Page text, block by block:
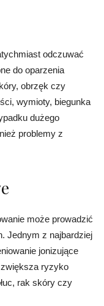
odczuwać
do oparzenia
obrzęk czy
wymioty, biegunka
dużego
problemy z
może prowadzić
Jednym z najbardziej
jonizujące
ryzyko
rak skóry czy